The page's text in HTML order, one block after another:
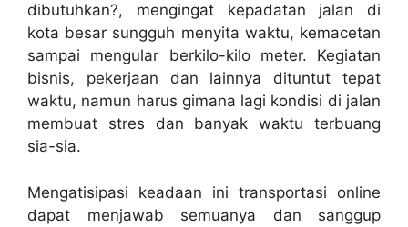
dibutuhkan?, mengingat kepadatan jalan di
kota besar sungguh menyita waktu, kemacetan
sampai mengular berkilo-kilo meter. Kegiatan
bisnis, pekerjaan dan lainnya dituntut tepat
waktu, namun harus gimana lagi kondisi di jalan
membuat stres dan banyak waktu terbuang
sia-sia.
Mengatisipasi keadaan ini transportasi online
dapat menjawab semuanya dan sanggup